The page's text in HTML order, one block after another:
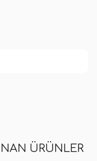
ÜRÜNLER